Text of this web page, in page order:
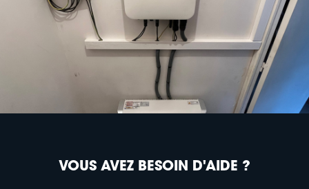
VOUS AVEZ BESOIN D'AIDE ?